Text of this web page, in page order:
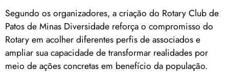
Segundo os organizadores, a criação do Rotary Club de
Patos de Minas Diversidade reforça o compromisso do
Rotary em acolher diferentes perfis de associados e
ampliar sua capacidade de transformar realidades por
meio de ações concretas em benefício da população.